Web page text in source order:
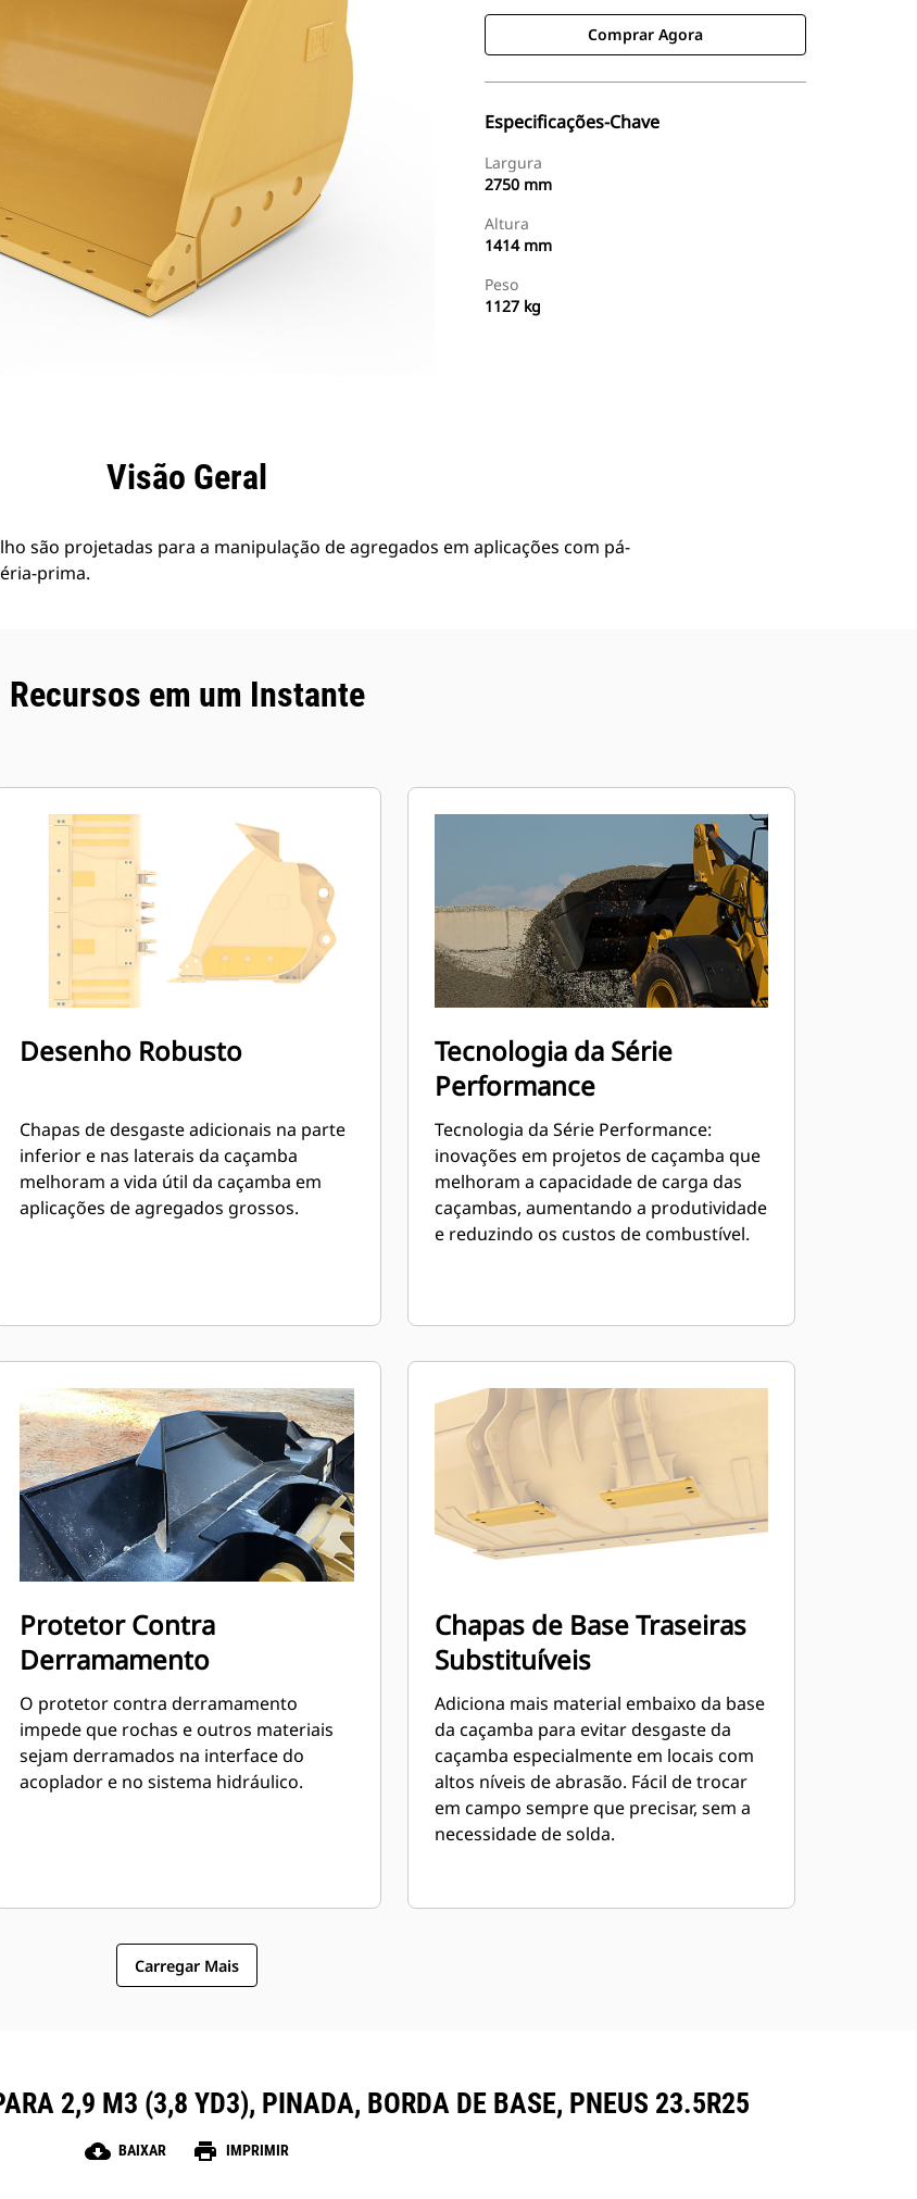
Comprar Agora
Especificações-Chave
Largura
2750 mm
Altura
1414 mm
Peso
1127 kg
Visão Geral
são projetadas para a manipulação de agregados em aplicações com pá-
prima.
Recursos em um Instante
Desenho Robusto
Chapas de desgaste adicionais na parte
inferior e nas laterais da caçamba
melhoram a vida útil da caçamba em
aplicações de agregados grossos.
Tecnologia da Série
Performance
Tecnologia da Série Performance:
inovações em projetos de caçamba que
melhoram a capacidade de carga das
caçambas, aumentando a produtividade
e reduzindo os custos de combustível.
Protetor Contra
Derramamento
O protetor contra derramamento
impede que rochas e outros materiais
sejam derramados na interface do
acoplador e no sistema hidráulico.
Chapas de Base Traseiras
Substituíveis
Adiciona mais material embaixo da base
da caçamba para evitar desgaste da
caçamba especialmente em locais com
altos níveis de abrasão. Fácil de trocar
em campo sempre que precisar, sem a
necessidade de solda.
Carregar Mais
2,9 M3 (3,8 YD3), PINADA, BORDA DE BASE, PNEUS 23.5R25
cloud_download BAIXAR print IMPRIMIR